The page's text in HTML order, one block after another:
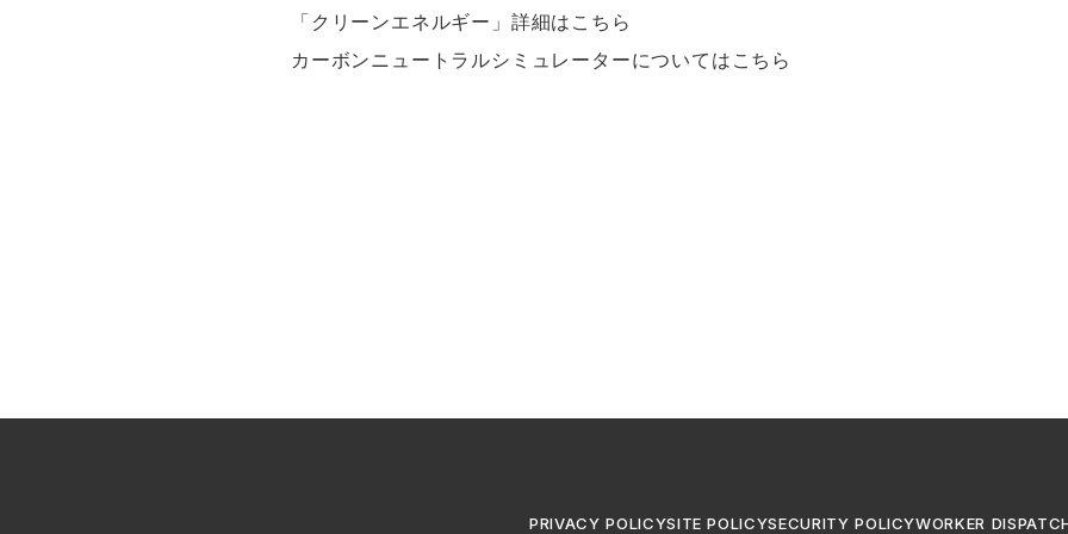
「クリーンエネルギー」詳細は こちら
カーボンニュートラルシミュレーターについては こちら
PRIVACY POLICYSITE POLICYSECURITY POLICYWORKER